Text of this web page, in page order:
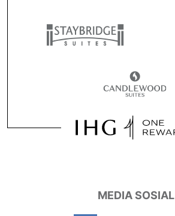
MEDIA SOSIAL